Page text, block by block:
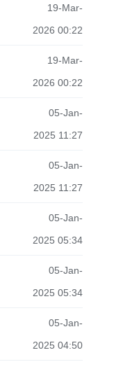
19-Mar-
2026 00:22
19-Mar-
2026 00:22
05-Jan-
2025 11:27
05-Jan-
2025 11:27
05-Jan-
2025 05:34
05-Jan-
2025 05:34
05-Jan-
2025 04:50